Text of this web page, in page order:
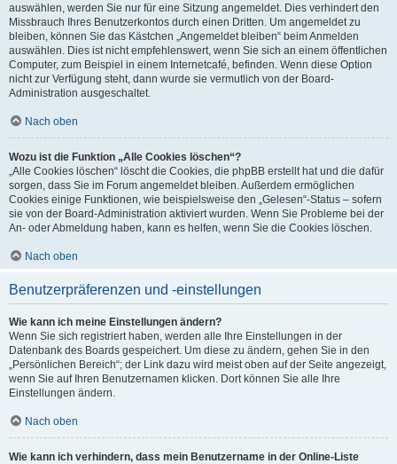
auswählen, werden Sie nur für eine Sitzung angemeldet. Dies verhindert den
Missbrauch Ihres Benutzerkontos durch einen Dritten. Um angemeldet zu
bleiben, können Sie das Kästchen „Angemeldet bleiben“ beim Anmelden
auswählen. Dies ist nicht empfehlenswert, wenn Sie sich an einem öffentlichen
Computer, zum Beispiel in einem Internetcafé, befinden. Wenn diese Option
nicht zur Verfügung steht, dann wurde sie vermutlich von der Board-
Administration ausgeschaltet.
Nach oben
Wozu ist die Funktion „Alle Cookies löschen“?
„Alle Cookies löschen“ löscht die Cookies, die phpBB erstellt hat und die dafür
sorgen, dass Sie im Forum angemeldet bleiben. Außerdem ermöglichen
Cookies einige Funktionen, wie beispielsweise den „Gelesen“-Status – sofern
sie von der Board-Administration aktiviert wurden. Wenn Sie Probleme bei der
An- oder Abmeldung haben, kann es helfen, wenn Sie die Cookies löschen.
Nach oben
Benutzerpräferenzen und -einstellungen
Wie kann ich meine Einstellungen ändern?
Wenn Sie sich registriert haben, werden alle Ihre Einstellungen in der
Datenbank des Boards gespeichert. Um diese zu ändern, gehen Sie in den
„Persönlichen Bereich“; der Link dazu wird meist oben auf der Seite angezeigt,
wenn Sie auf Ihren Benutzernamen klicken. Dort können Sie alle Ihre
Einstellungen ändern.
Nach oben
Wie kann ich verhindern, dass mein Benutzername in der Online-Liste